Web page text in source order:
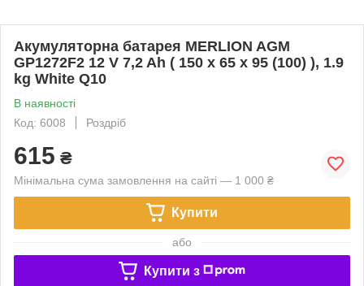
Акумуляторна батарея MERLION AGM
GP1272F2 12 V 7,2 Ah ( 150 x 65 x 95 (100) ), 1.9
kg White Q10
В наявності
Код: 6008
Роздріб
615 ₴
Мінімальна сума замовлення на сайті — 1 000 ₴
Купити
або
Купити з